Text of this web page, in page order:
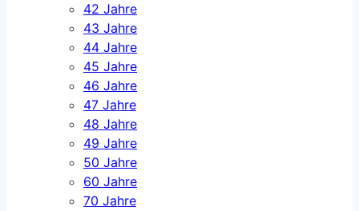
42 Jahre
43 Jahre
44 Jahre
45 Jahre
46 Jahre
47 Jahre
48 Jahre
49 Jahre
50 Jahre
60 Jahre
70 Jahre